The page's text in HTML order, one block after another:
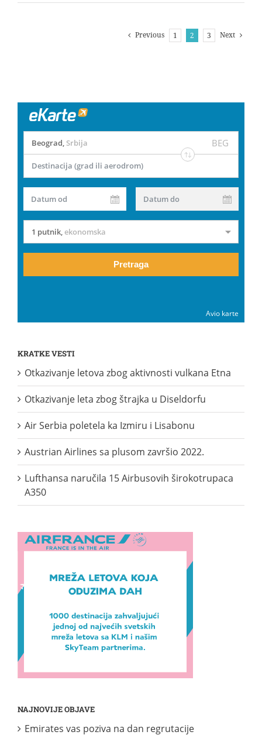
Previous 1 2 3 Next
Beograd, Srbija BEG
Destinacija (grad ili aerodrom)
Datum od Datum do
1 putnik,ekonomska
Pretraga
Avio karte
KRATKE VESTI
Otkazivanje letova zbog aktivnosti vulkana Etna
Otkazivanje leta zbog štrajka u Diseldorfu
Air Serbia poletela ka Izmiru i Lisabonu
Austrian Airlines sa plusom završio 2022.
Lufthansa naručila 15 Airbusovih širokotrupaca
A350
NAJNOVIJE OBJAVE
Emirates vas poziva na dan regrutacije